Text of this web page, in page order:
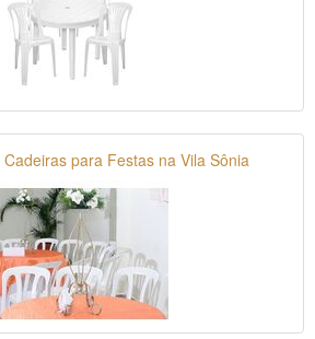
para Festas na Vila Sônia